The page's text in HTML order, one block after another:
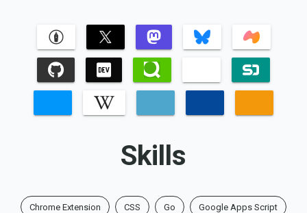
Skills
Chrome Extension CSS Go Google Apps Script